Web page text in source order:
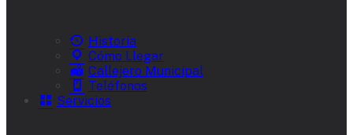
Historia
Cómo Llegar
Callejero Municipal
Teléfonos
Servicios